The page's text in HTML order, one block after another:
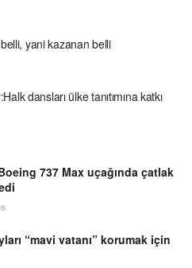
yani kazanan belli
dansları ülke tanıtımına katkı
737 Max uçağında çatlak
“mavi vatanı” korumak için